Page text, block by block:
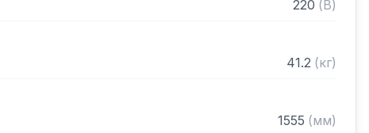
220 (В)
41.2 (кг)
1555 (мм)